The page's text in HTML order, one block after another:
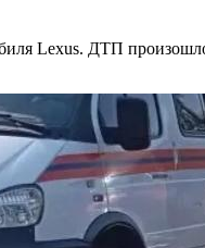
Lexus. ДТП